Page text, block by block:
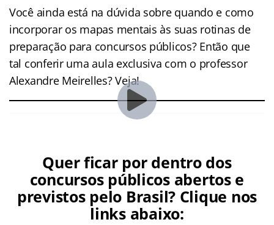
Você ainda está na dúvida sobre quando e como
incorporar os mapas mentais às suas rotinas de
preparação para concursos públicos? Então que
tal conferir uma aula exclusiva com o professor
Alexandre Meirelles? Veja!
Quer ficar por dentro dos
concursos públicos abertos e
previstos pelo Brasil? Clique nos
links abaixo: